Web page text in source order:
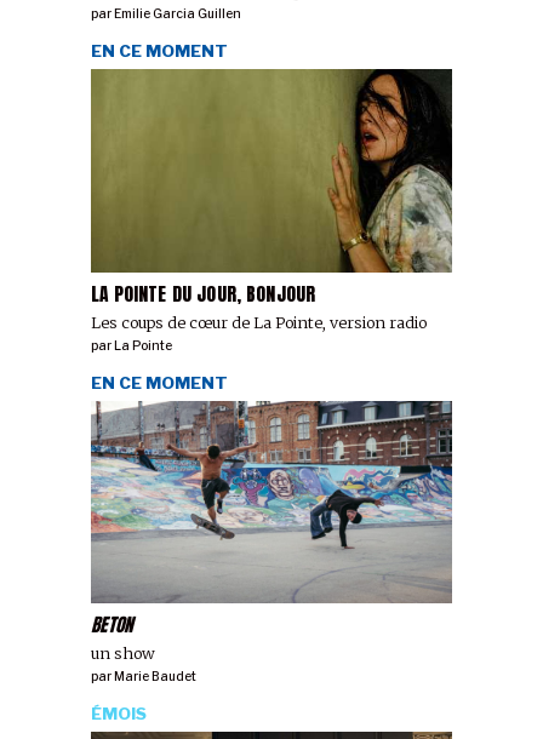
par Emilie Garcia Guillen
LA POINTE DU JOUR, BONJOUR
Les coups de cœur de La Pointe, version radio
EN CE MOMENT
parLa Pointe
BETON
un show
EN CE MOMENT
parMarie Baudet
ÉMOIS